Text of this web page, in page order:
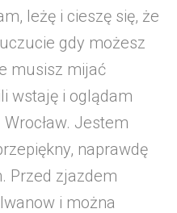
leżę i cieszę się, że
gdy możesz
musisz mijać
wstaję i oglądam
Jestem
naprawdę
Przed zjazdem
i można